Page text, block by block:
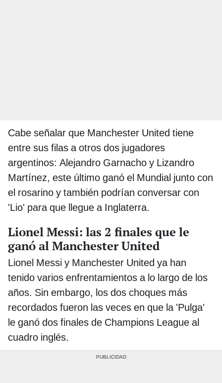
Cabe señalar que Manchester United tiene
entre sus filas a otros dos jugadores
argentinos: Alejandro Garnacho y Lizandro
Martínez, este último ganó el Mundial junto con
el rosarino y también podrían conversar con
'Lio' para que llegue a Inglaterra.
Lionel Messi: las 2 finales que le
ganó al Manchester United
Lionel Messi y Manchester United ya han
tenido varios enfrentamientos a lo largo de los
años. Sin embargo, los dos choques más
recordados fueron las veces en que la 'Pulga'
le ganó dos finales de Champions League al
cuadro inglés.